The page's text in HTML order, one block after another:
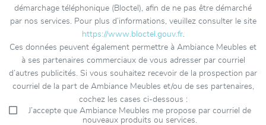
démarchage téléphonique (Bloctel), afin de ne pas être démarché
par nos services. Pour plus d’informations, veuillez consulter le site
https://www.bloctel.gouv.fr.
Ces données peuvent également permettre à Ambiance Meubles et
à ses partenaires commerciaux de vous adresser par courriel
d’autres publicités. Si vous souhaitez recevoir de la prospection par
courriel de la part de Ambiance Meubles et/ou de ses partenaires,
cochez les cases ci-dessous :
J’accepte que Ambiance Meubles me propose par courriel de
nouveaux produits ou services.